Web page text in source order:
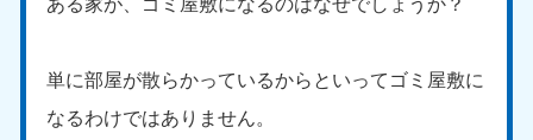
単に部屋が散らかっているからといってゴミ屋敷に
なるわけではありません。